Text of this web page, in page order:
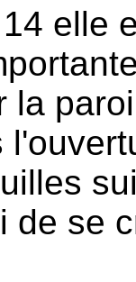
elle
la
de se